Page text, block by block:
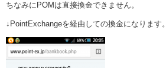
ちなみにPOMは直接換金できません。
↓PointExchangeを経由しての換金になります。